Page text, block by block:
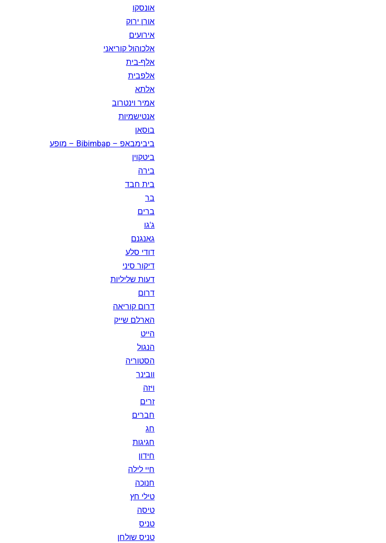
אונסקו
אורן ירוק
אירועים
אלכוהול קוריאני
אלף-בית
אלפבית
אלתא
אמיר וינטרוב
אנטישמיות
בוסאן
ביבימבאפ – Bibimbap – מופע
ביטקוין
בירה
בית חבד
בר
ברים
ג'גו
גאנגנם
דודי סלע
דיקור סיני
דעות שליליות
דרום
דרום קוריאה
הארלם שייק
הייט
הנגול
הסטוריה
וובינר
ויזה
זרים
חברים
חג
חגיגות
חידון
חיי לילה
חנוכה
טילי חץ
טיסה
טניס
טניס שולחן